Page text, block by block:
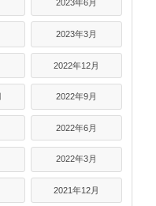
2023年6月
2023年3月
2022年12月
2022年9月
2022年6月
2022年3月
2021年12月